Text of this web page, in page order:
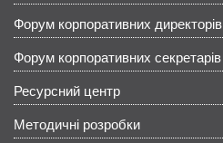
Форум корпоративних директорів
Форум корпоративних секретарів
Ресурсний центр
Методичні розробки